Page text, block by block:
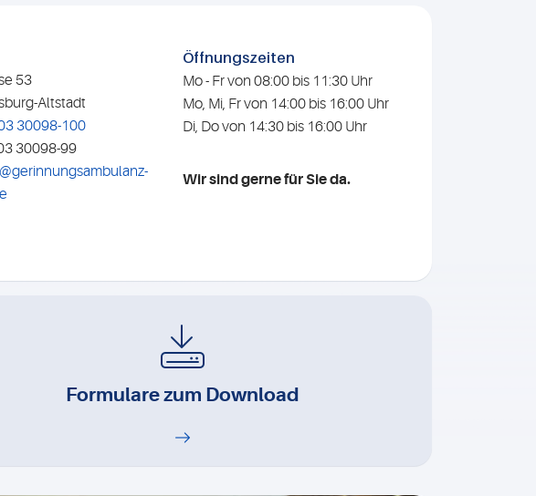
53
Altstadt
30098-100
30098-99
Öffnungszeiten
Mo - Fr von 08:00 bis 11:30 Uhr
Mo, Mi, Fr von 14:00 bis 16:00 Uhr
Di, Do von 14:30 bis 16:00 Uhr
Wir sind gerne für Sie da.
Formulare zum Download